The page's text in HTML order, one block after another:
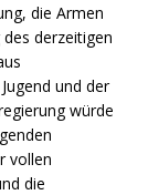
die Armen
derzeitigen
und der
würde
vollen
die